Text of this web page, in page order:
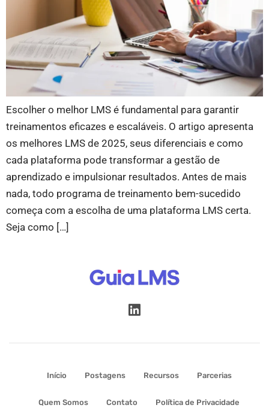
Escolher o melhor LMS é fundamental para garantir
treinamentos eficazes e escaláveis. O artigo apresenta
os melhores LMS de 2025, seus diferenciais e como
cada plataforma pode transformar a gestão de
aprendizado e impulsionar resultados. Antes de mais
nada, todo programa de treinamento bem-sucedido
começa com a escolha de uma plataforma LMS certa.
Seja como […]
Início Postagens Recursos Parcerias
Quem Somos Contato Política de Privacidade